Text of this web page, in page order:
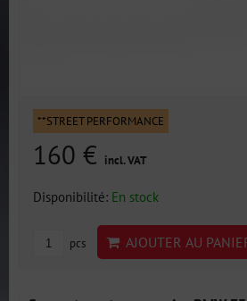
**STREET PERFORMANCE
160 € incl. VAT
Disponibilité: En stock
pcs AJOUTER AU